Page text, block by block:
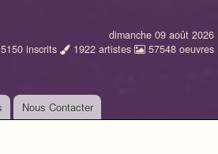
dimanche 09 août 2026
5150 inscrits 1922 artistes 57548 oeuvres
Nous Contacter